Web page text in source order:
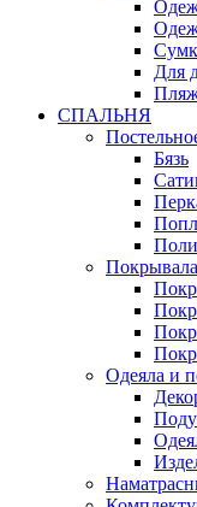
Для
СПАЛЬНЯ
Бязь
Покрывала
Одеяла и